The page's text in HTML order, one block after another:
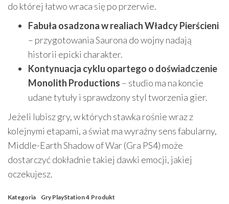
do której łatwo wraca się po przerwie.
Fabuła osadzona w realiach Władcy Pierścieni
– przygotowania Saurona do wojny nadają
historii epicki charakter.
Kontynuacja cyklu opartego o doświadczenie
Monolith Productions – studio ma na koncie
udane tytuły i sprawdzony styl tworzenia gier.
Jeżeli lubisz gry, w których stawka rośnie wraz z
kolejnymi etapami, a świat ma wyraźny sens fabularny,
Middle-Earth Shadow of War (Gra PS4) może
dostarczyć dokładnie takiej dawki emocji, jakiej
oczekujesz.
Kategoria Gry PlayStation 4 Produkt